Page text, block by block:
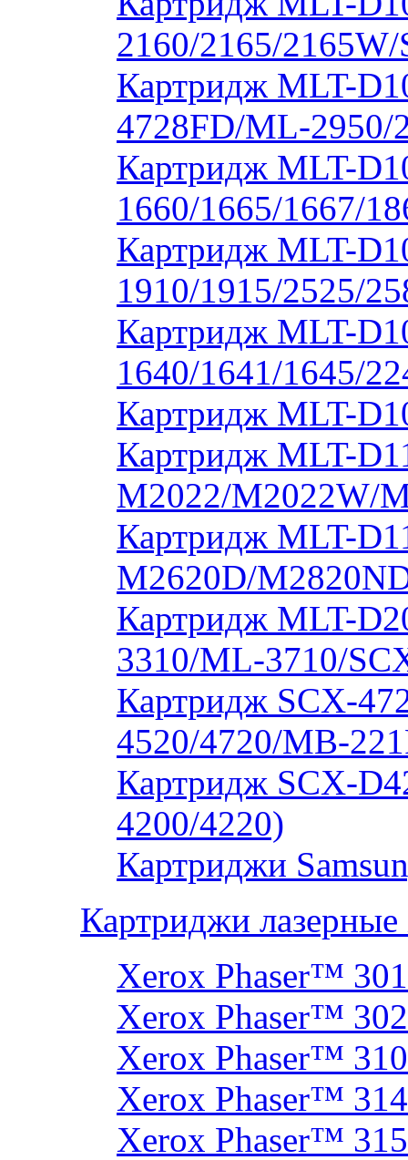
2160/2165/
Картридж MLT-
4728FD/ML-2950/
Картридж MLT-
1660/1665/1667/
Картридж MLT-
1910/1915/2525/
Картридж MLT-
1640/1641/1645/
Картридж MLT-
Картридж MLT-
M2022/M2022W/
Картридж MLT-
M2620D/
Картридж MLT-
3310/ML-3710/
Картридж SCX-
4520/4720/MB-
Картридж SCX-
4200/4220)
Картриджи
Картриджи
Xerox Phaser™
Xerox Phaser™
Xerox Phaser™
Xerox Phaser™
Xerox Phaser™